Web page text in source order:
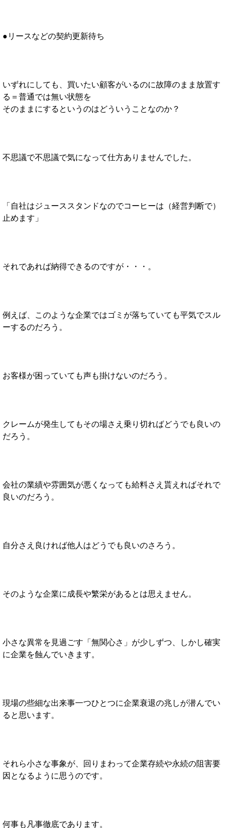
●リースなどの契約更新待ち
いずれにしても、買いたい顧客がいるのに故障のまま放置す
る＝普通では無い状態を
そのままにするというのはどういうことなのか？
不思議で不思議で気になって仕方ありませんでした。
「自社はジューススタンドなのでコーヒーは（経営判断で）
止めます」
それであれば納得できるのですが・・・。
例えば、このような企業ではゴミが落ちていても平気でスル
ーするのだろう。
お客様が困っていても声も掛けないのだろう。
クレームが発生してもその場さえ乗り切ればどうでも良いの
だろう。
会社の業績や雰囲気が悪くなっても給料さえ貰えればそれで
良いのだろう。
自分さえ良ければ他人はどうでも良いのさろう。
そのような企業に成長や繁栄があるとは思えません。
小さな異常を見過ごす「無関心さ」が少しずつ、しかし確実
に企業を蝕んでいきます。
現場の些細な出来事一つひとつに企業衰退の兆しが潜んでい
ると思います。
それら小さな事象が、回りまわって企業存続や永続の阻害要
因となるように思うのです。
何事も凡事徹底であります。